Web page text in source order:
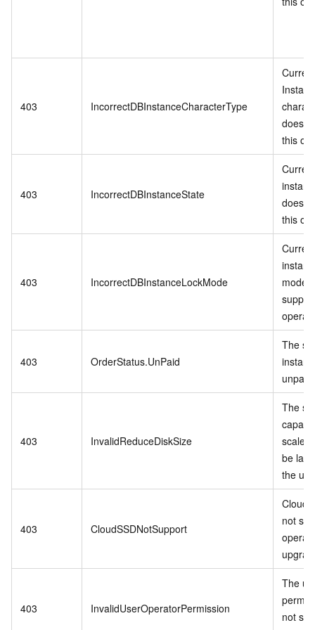
403 IncorrectDBInstanceCharacterType
does
this
403 IncorrectDBInstanceState
does
this
403 IncorrectDBInstanceLockMode
mode
403 OrderStatus.UnPaid
The
403 InvalidReduceDiskSize
The
scale-
be
the
403 CloudSSDNotSupport
Cloud
not
403 InvalidUserOperatorPermission
The
not